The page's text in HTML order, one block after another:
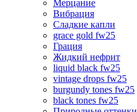
Мерцание
Вибрация
Сладкие капли
grace gold fw25
Грация
Жидкий нефрит
liquid black fw25
vintage drops fw25
burgundy tones fw25
black tones fw25